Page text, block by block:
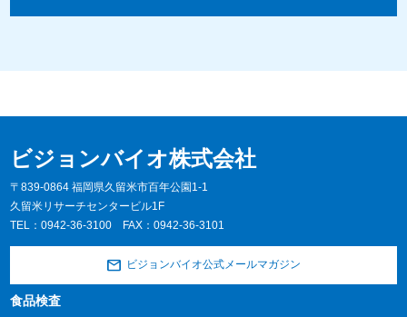
ビジョンバイオ株式会社
〒839-0864 福岡県久留米市百年公園1-1
久留米リサーチセンタービル1F
TEL：0942-36-3100 FAX：0942-36-3101
ビジョンバイオ公式メールマガジン
食品検査